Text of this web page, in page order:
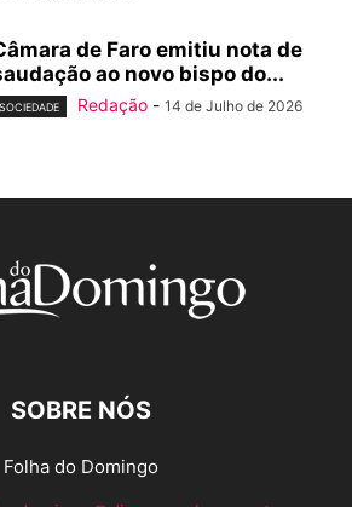
de Faro emitiu nota de
ao novo bispo do...
SOCIEDADE Redação - 14 de Julho de 2026
SOBRE NÓS
Folha do Domingo